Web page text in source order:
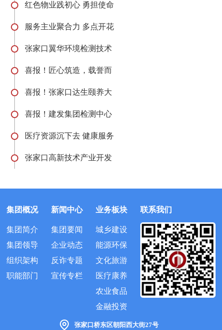
红色物业践初心 勇担使命
服务主业聚合力 多点开花
张家口翼华环境检测技术
喜报！匠心筑造，载誉而
喜报！张家口达生颐养大
喜报！建发集团检测中心
医疗资源沉下去 健康服务
张家口高新技术产业开发
集团概况
集团简介
集团领导
组织架构
职能部门
新闻中心
集团要闻
企业动态
反诈专题
宣传专栏
业务板块
城乡建设
能源环保
文化旅游
医疗康养
农业食品
金融投资
联系我们
张家口桥东区朝阳西大街27号